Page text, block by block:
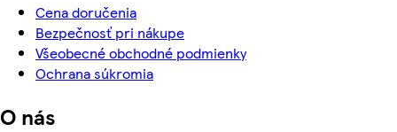
Cena doručenia
Bezpečnosť pri nákupe
Všeobecné obchodné podmienky
Ochrana súkromia
O nás